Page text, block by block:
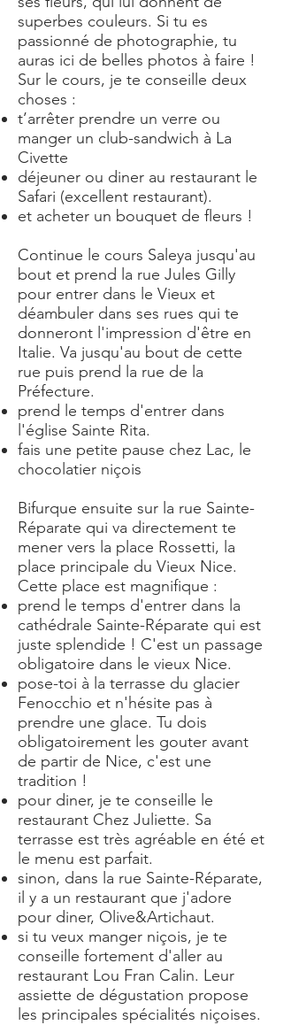
superbes couleurs. Si tu es
passionné de photographie, tu
auras ici de belles photos à faire !
Sur le cours, je te conseille deux
choses :
t’arrêter prendre un verre ou
manger un club-sandwich à La
Civette
déjeuner ou diner au restaurant le
Safari (excellent restaurant).
et acheter un bouquet de fleurs !
Continue le cours Saleya jusqu'au
bout et prend la rue Jules Gilly
pour entrer dans le Vieux et
déambuler dans ses rues qui te
donneront l'impression d'être en
Italie. Va jusqu'au bout de cette
rue puis prend la rue de la
Préfecture.
prend le temps d'entrer dans
l'église Sainte Rita.
fais une petite pause chez Lac, le
chocolatier niçois
Bifurque ensuite sur la rue Sainte-
Réparate qui va directement te
mener vers la place Rossetti, la
place principale du Vieux Nice.
Cette place est magnifique :
prend le temps d'entrer dans la
cathédrale Sainte-Réparate qui est
juste splendide ! C'est un passage
obligatoire dans le vieux Nice.
pose-toi à la terrasse du glacier
Fenocchio et n'hésite pas à
prendre une glace. Tu dois
obligatoirement les gouter avant
de partir de Nice, c'est une
tradition !
pour diner, je te conseille le
restaurant Chez Juliette. Sa
terrasse est très agréable en été et
le menu est parfait.
sinon, dans la rue Sainte-Réparate,
il y a un restaurant que j'adore
pour diner, Olive&Artichaut.
si tu veux manger niçois, je te
conseille fortement d'aller au
restaurant Lou Fran Calin. Leur
assiette de dégustation propose
les principales spécialités niçoises.